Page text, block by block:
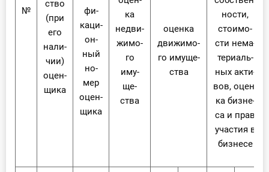
№
ство
(при
его
на­ли­
чии)
оцен­
щи­ка
фи­
ка­ци­
он­
ный
но­
мер
оцен­
щи­ка
ка
недви­
жи­мо­
го
иму­
ще­
ства
оцен­ка
дви­жи­мо­
го иму­ще­
ства
но­сти,
сто­и­мо­
сти нема­
те­ри­аль­
ных ак­ти­
вов, оцен­
ка биз­не­
са и прав
уча­стия в
биз­не­се